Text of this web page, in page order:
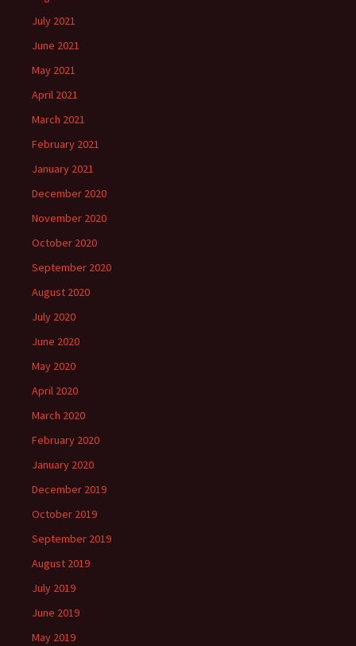
July 2021
June 2021
May 2021
April 2021
March 2021
February 2021
January 2021
December 2020
November 2020
October 2020
September 2020
August 2020
July 2020
June 2020
May 2020
April 2020
March 2020
February 2020
January 2020
December 2019
October 2019
September 2019
August 2019
July 2019
June 2019
May 2019